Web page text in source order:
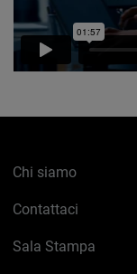
Chi siamo
Contattaci
Sala Stampa